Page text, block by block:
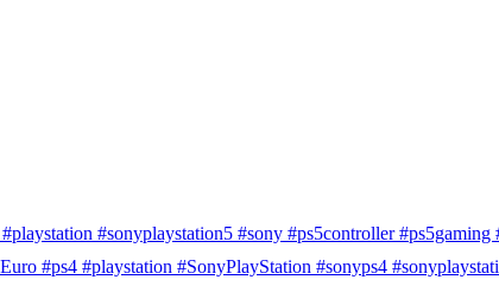
#sonyplaystation5 #sony #ps5controller #ps5gaming
#ps4 #playstation #SonyPlayStation #sonyps4